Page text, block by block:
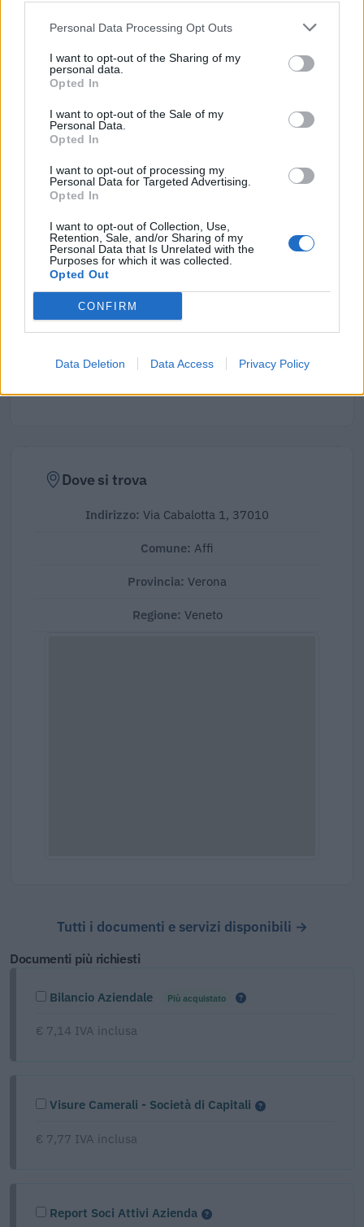
Personal Data Processing Opt Outs
I want to opt-out of the Sharing of my
personal data.
Opted In
I want to opt-out of the Sale of my
Personal Data.
Opted In
I want to opt-out of processing my
Personal Data for Targeted Advertising.
Opted In
I want to opt-out of Collection, Use,
Retention, Sale, and/or Sharing of my
Personal Data that Is Unrelated with the
Purposes for which it was collected.
Opted Out
CONFIRM
Data Deletion Data Access Privacy Policy
2021-07-22
Regime quadro nazionale sugli aiuti di Stato –
COVID 19 (Artt. 54 - 61 del DL Rilancio come modificato
dall'art. 62 del
Camera di Commercio, Industria, Artigianato e
1.350 euro
IODL 2.0. Dati aggiornati al 2026-07-02.
Confronto di settore
Il fatturato di Rb Impianti S.r.l. (
linea con lamediana delle aziende dello stesso settore in
provincia di VR (1.456.621 euro
Elaborazione sui bilanci depositati (Registro Imprese). Mediana per
Dove si trova
Indirizzo: Via Cabalotta 1, 37010
Comune: Affi
Provincia: Verona
Regione: Veneto
Tutti i documenti e servizi disponibili →
Documenti più richiesti
Bilancio Aziendale Più acquistato
€ 7,14 IVA inclusa
Visure Camerali - Società di Capitali
€ 7,77 IVA inclusa
Report Soci Attivi Azienda